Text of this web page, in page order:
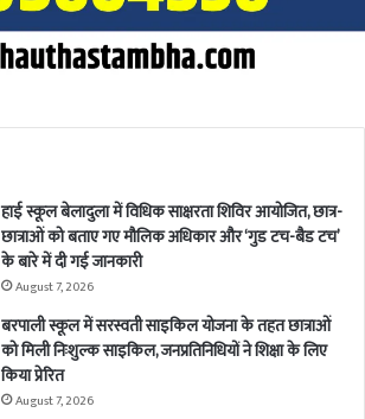
हाई स्कूल बेलादुला में विधिक साक्षरता शिविर आयोजित, छात्र-
छात्राओं को बताए गए मौलिक अधिकार और ‘गुड टच-बैड टच’
के बारे में दी गई जानकारी
August 7, 2026
बरपाली स्कूल में सरस्वती साइकिल योजना के तहत छात्राओं
को मिली निःशुल्क साइकिल, जनप्रतिनिधियों ने शिक्षा के लिए
किया प्रेरित
August 7, 2026